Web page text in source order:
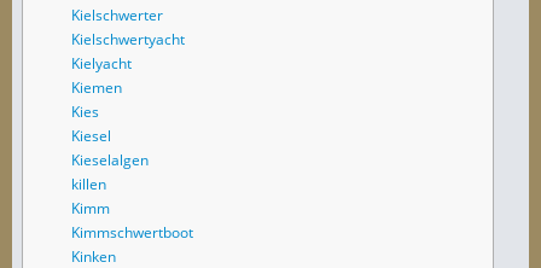
Kielschwerter
Kielschwertyacht
Kielyacht
Kiemen
Kies
Kiesel
Kieselalgen
killen
Kimm
Kimmschwertboot
Kinken